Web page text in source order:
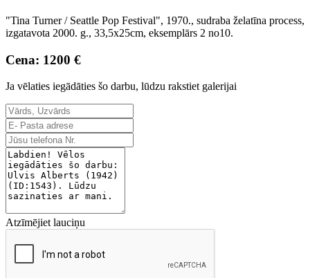
"Tina Turner / Seattle Pop Festival", 1970., sudraba želatīna process,
izgatavota 2000. g., 33,5x25cm, eksemplārs 2 no10.
Cena: 1200 €
Ja vēlaties iegādāties šo darbu, lūdzu rakstiet galerijai
Atzīmējiet lauciņu